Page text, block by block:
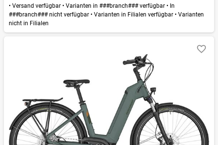
• Versand verfügbar • Varianten in ###branch### verfügbar • In
###branch### nicht verfügbar • Varianten in Filialen verfügbar • Varianten
nicht in Filialen